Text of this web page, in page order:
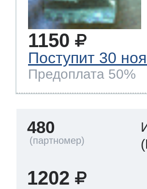
1150
Поступит 30
Предоплата 50%
480
1202